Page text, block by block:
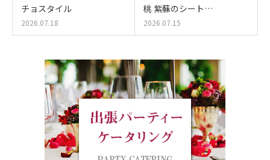
チョスタイル
2026.07.18
桃 紫蘇のシート…
2026.07.15